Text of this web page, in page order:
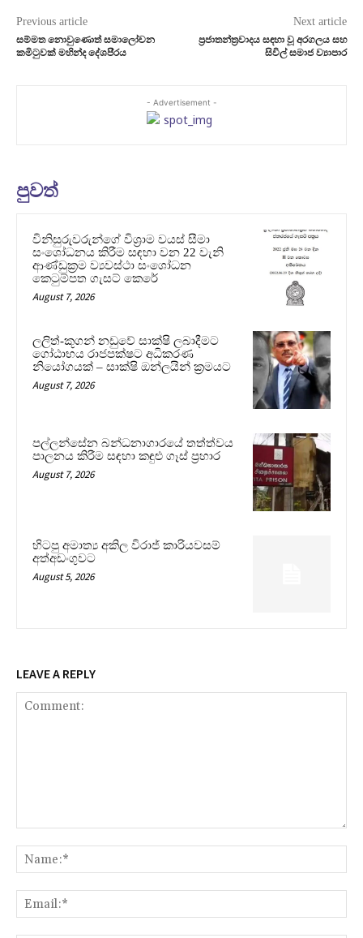
Previous article
සම්මත නොවුණොත් සමාලෝචන
කමිටුවක් මහින්ද දේශපි‍්‍රය
Next article
ප‍්‍රජාතන්ත‍්‍රවාදය සඳහා වූ අරගලය සහ
සිවිල් සමාජ ව්‍යාපාර
- Advertisement -
පුවත්
විනිසුරුවරුන්ගේ විශ්‍රාම වයස් සීමා
සංශෝධනය කිරීම සඳහා වන 22 වැනි
ආණ්ඩුක්‍රම ව්‍යවස්ථා සංශෝධන
කෙටුම්පත ගැසට් කෙරේ
August 7, 2026
ලලිත්-කූගන් නඩුවේ සාක්ෂි ලබාදීමට
ගෝඨාභය රාජපක්ෂට අධිකරණ
නියෝගයක් – සාක්ෂි ඔන්ලයින් ක්‍රමයට
August 7, 2026
පල්ලන්සේන බන්ධනාගාරයේ තත්ත්වය
පාලනය කිරීම සඳහා කඳුළු ගෑස් ප්‍රහාර
August 7, 2026
හිටපු අමාත්‍ය අකිල විරාජ් කාරියවසම්
අත්අඩංගුවට
August 5, 2026
LEAVE A REPLY